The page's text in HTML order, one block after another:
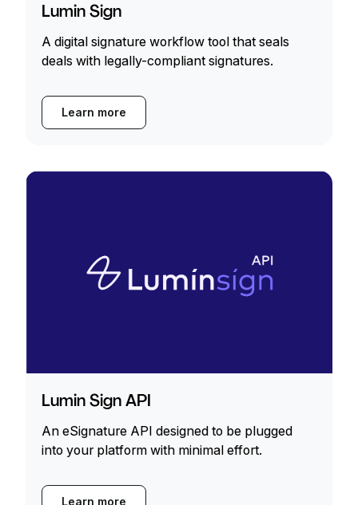
Lumin Sign
A digital signature workflow tool that seals
deals with legally-compliant signatures.
Learn more
Lumin Sign API
An eSignature API designed to be plugged
into your platform with minimal effort.
Learn more